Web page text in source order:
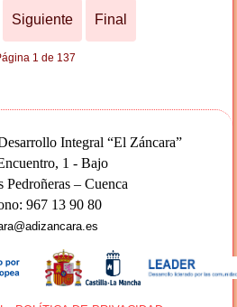
Siguiente Final
1 de 137
Integral “El Záncara”
1 - Bajo
Pedroñeras – Cuenca
967 13 90 80